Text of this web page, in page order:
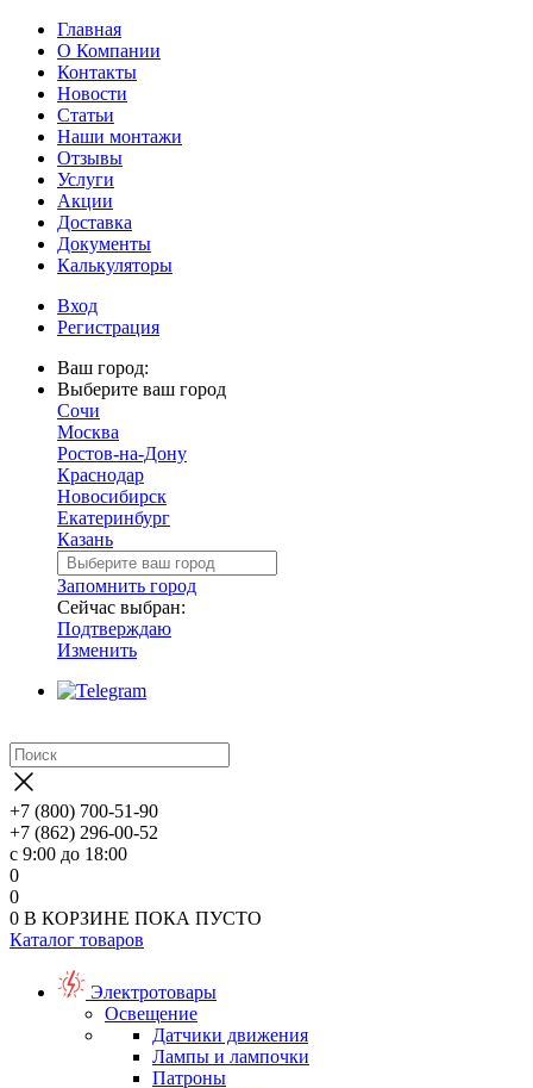
Главная
О Компании
Контакты
Новости
Статьи
Наши монтажи
Отзывы
Услуги
Акции
Доставка
Документы
Калькуляторы
Вход
Регистрация
Ваш город:
Выберите ваш город
Сочи
Москва
Ростов-на-Дону
Краснодар
Новосибирск
Екатеринбург
Казань
Запомнить город
Сейчас выбран:
Подтверждаю
Изменить
+7 (800) 700-51-90
+7 (862) 296-00-52
с 9:00 до 18:00
0
0
0 В КОРЗИНЕ ПОКА ПУСТО
Каталог товаров
Электротовары
Освещение
Датчики движения
Лампы и лампочки
Патроны